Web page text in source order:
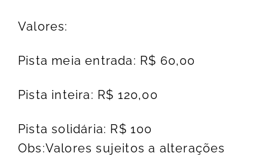
Valores:
Pista meia entrada: R$ 60,00
Pista inteira: R$ 120,00
Pista solidária: R$ 100
Obs:Valores sujeitos a alterações